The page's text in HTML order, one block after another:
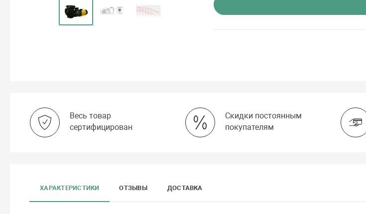
Весь товар
сертифицирован
Скидки постоянным
покупателям
ХАРАКТЕРИСТИКИ ОТЗЫВЫ ДОСТАВКА